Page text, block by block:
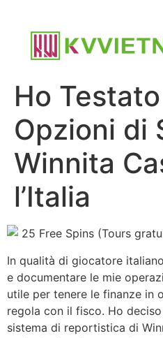
Ho
Opzioni di
Winnita
l’Italia
In qualità di giocatore
e documentare le mie
utile per tenere le finanze in
regola con il fisco. Ho
sistema di reportistica di